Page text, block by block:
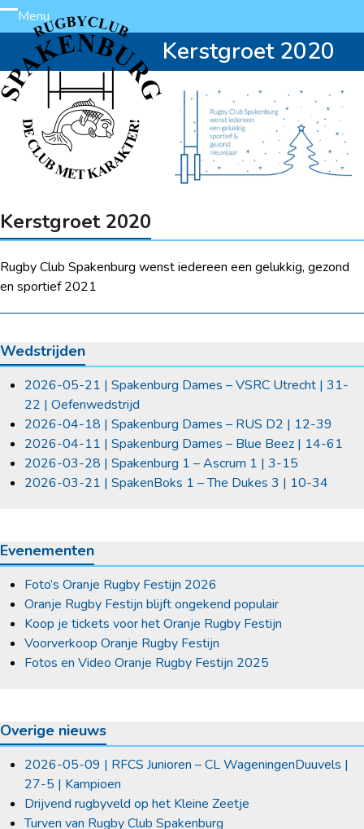
Skip
to
content
Menu
Open
mobile
menu
Close
mobile
menu
Kerstgroet 2020
Kerstgroet 2020
Rugby Club Spakenburg wenst iedereen een gelukkig, gezond
en sportief 2021
Wedstrijden
2026-05-21 | Spakenburg Dames – VSRC Utrecht | 31-
22 | Oefenwedstrijd
2026-04-18 | Spakenburg Dames – RUS D2 | 12-39
2026-04-11 | Spakenburg Dames – Blue Beez | 14-61
2026-03-28 | Spakenburg 1 – Ascrum 1 | 3-15
2026-03-21 | SpakenBoks 1 – The Dukes 3 | 10-34
Evenementen
Foto’s Oranje Rugby Festijn 2026
Oranje Rugby Festijn blijft ongekend populair
Koop je tickets voor het Oranje Rugby Festijn
Voorverkoop Oranje Rugby Festijn
Fotos en Video Oranje Rugby Festijn 2025
Overige nieuws
2026-05-09 | RFCS Junioren – CL WageningenDuuvels |
27-5 | Kampioen
Drijvend rugbyveld op het Kleine Zeetje
Turven van Rugby Club Spakenburg